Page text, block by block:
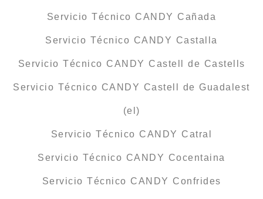
Servicio Técnico CANDY Cañada
Servicio Técnico CANDY Castalla
Servicio Técnico CANDY Castell de Castells
Servicio Técnico CANDY Castell de Guadalest
(el)
Servicio Técnico CANDY Catral
Servicio Técnico CANDY Cocentaina
Servicio Técnico CANDY Confrides